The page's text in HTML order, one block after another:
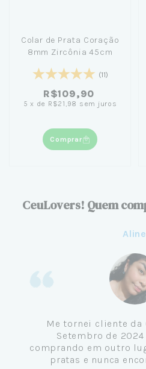
Colar de Prata Coração
8mm Zircônia 45cm
(11)
R$109,90
5 x de R$21,98 sem juros
Comprar
CeuLovers! Quem
Aline
Me tornei cliente da
Setembro de
comprando em outro
pratas e nunca